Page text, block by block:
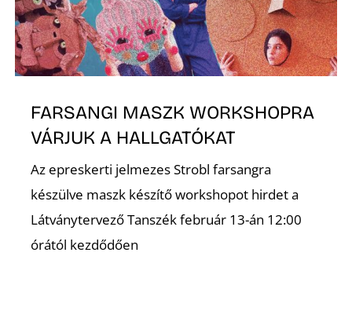
FARSANGI MASZK WORKSHOPRA
VÁRJUK A HALLGATÓKAT
Az epreskerti jelmezes Strobl farsangra
készülve maszk készítő workshopot hirdet a
Látványtervező Tanszék február 13-án 12:00
órától kezdődően